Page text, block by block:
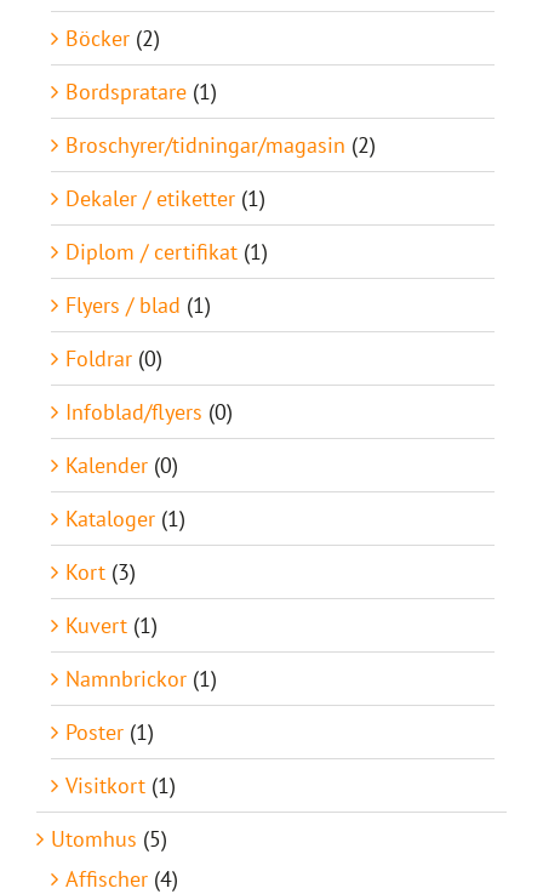
Böcker (2)
Bordspratare (1)
Broschyrer/tidningar/magasin (2)
Dekaler / etiketter (1)
Diplom / certifikat (1)
Flyers / blad (1)
Foldrar (0)
Infoblad/flyers (0)
Kalender (0)
Kataloger (1)
Kort (3)
Kuvert (1)
Namnbrickor (1)
Poster (1)
Visitkort (1)
Utomhus (5)
Affischer (4)